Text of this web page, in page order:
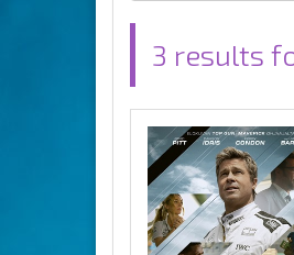
3 results